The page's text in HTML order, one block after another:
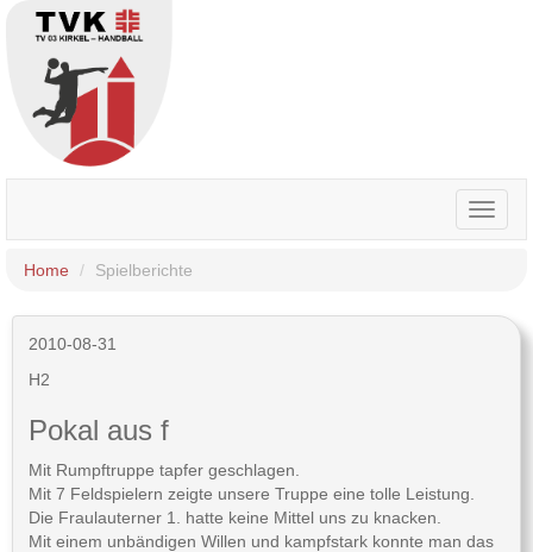
Toggle
Home
Spielberichte
2010-08-31
H2
Pokal aus f
Mit Rumpftruppe tapfer geschlagen.
Mit 7 Feldspielern zeigte unsere Truppe eine tolle Leistung.
Die Fraulauterner 1. hatte keine Mittel uns zu knacken.
Mit einem unbändigen Willen und kampfstark konnte man das